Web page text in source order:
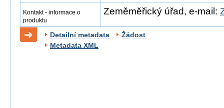
Kontakt - informace o
produktu
Zeměměřický úřad, e-mail:
Detailní metadata
Žádost
Metadata XML